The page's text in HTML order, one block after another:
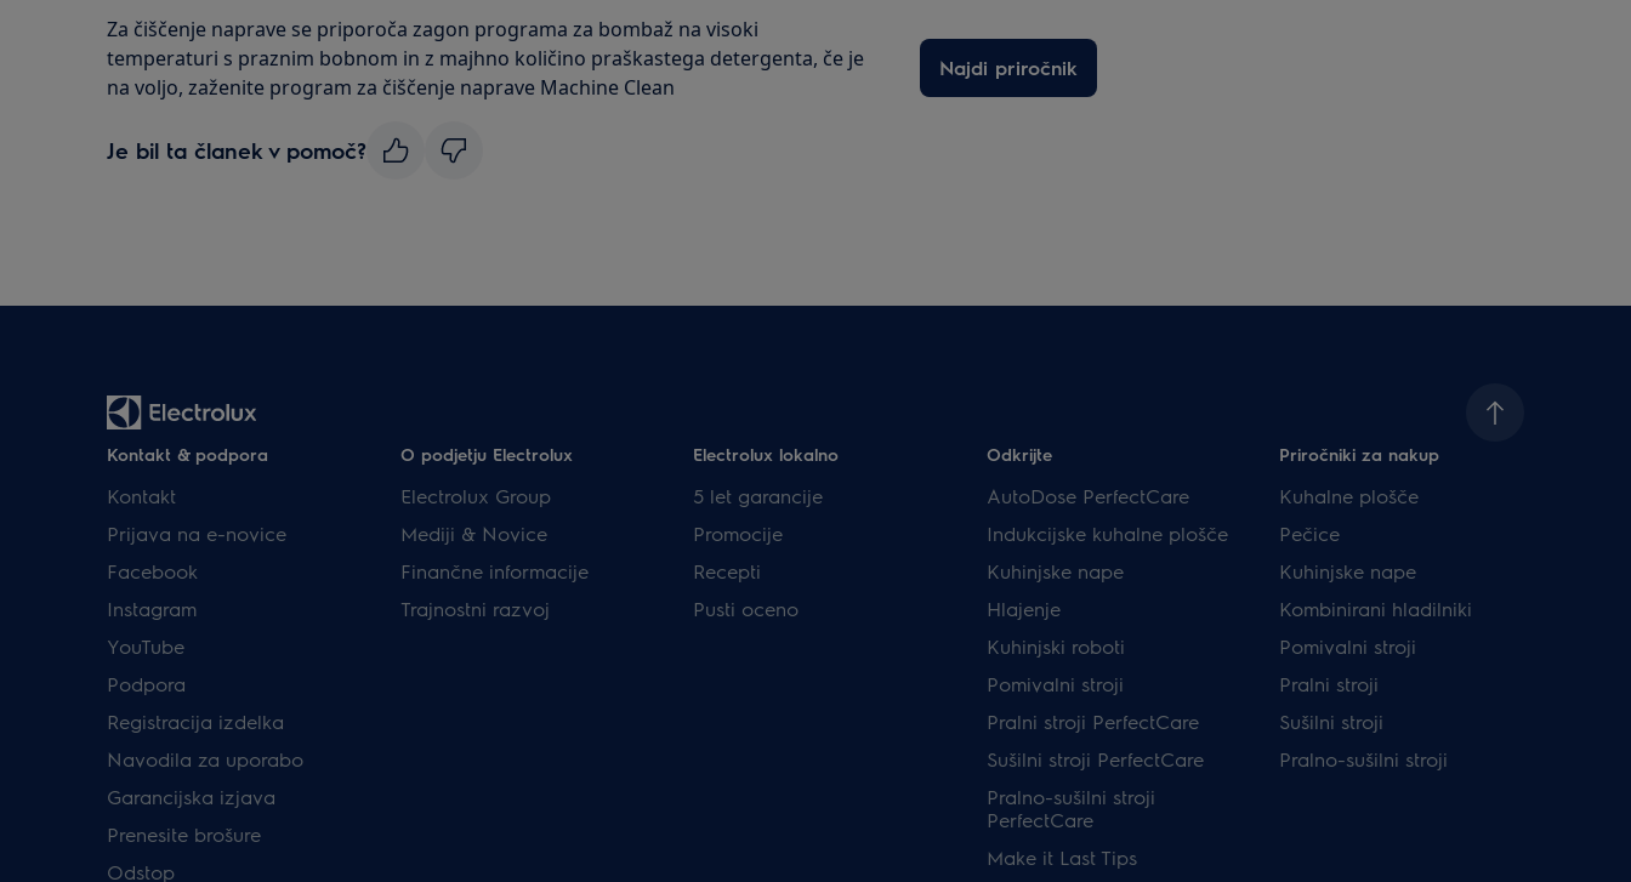
Za čiščenje naprave se priporoča zagon programa za bombaž na visoki
temperaturi s praznim bobnom in z majhno količino praškastega detergenta, če je
na voljo, zaženite program za čiščenje naprave Machine Clean
Je bil ta članek v pomoč?
Najdi priročnik
Kontakt & podpora
Kontakt
Prijava na e-novice
Facebook
Instagram
YouTube
Podpora
Registracija izdelka
Navodila za uporabo
Garancijska izjava
Prenesite brošure
Odstop
O podjetju Electrolux
Electrolux Group
Mediji & Novice
Finančne informacije
Trajnostni razvoj
Electrolux lokalno
5 let garancije
Promocije
Recepti
Pusti oceno
Odkrijte
AutoDose PerfectCare
Indukcijske kuhalne plošče
Kuhinjske nape
Hlajenje
Kuhinjski roboti
Pomivalni stroji
Pralni stroji PerfectCare
Sušilni stroji PerfectCare
Pralno-sušilni stroji
PerfectCare
Make it Last Tips
Priročniki za nakup
Kuhalne plošče
Pečice
Kuhinjske nape
Kombinirani hladilniki
Pomivalni stroji
Pralni stroji
Sušilni stroji
Pralno-sušilni stroji